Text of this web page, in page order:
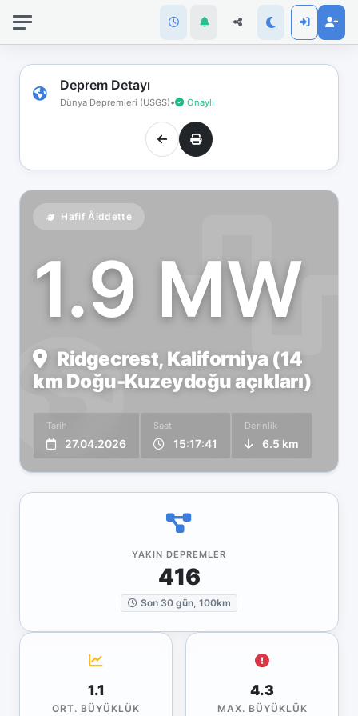
Deprem Detayı
Dünya Depremleri (USGS)• Onaylı
Hafif Åiddette
1.9 MW
Ridgecrest, Kaliforniya (14
km Doğu-Kuzeydoğu açıkları)
Tarih
27.04.2026
Saat
15:17:41
Derinlik
6.5 km
YAKIN DEPREMLER
416
Son 30 gün, 100km
1.1
ORT. BÜYÜKLÜK
4.3
MAX. BÜYÜKLÜK
bağlantınız
koptu!
Çevrimdışı
moddasınız.